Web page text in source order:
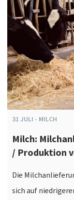
31 JULI - MILCH
Milch:
/ Produktion
Die
sich auf